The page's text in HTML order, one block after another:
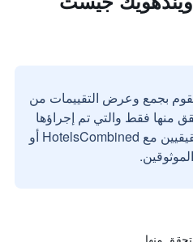
بجمع وعرض التقييمات من
منها فقط والتي تم إجراؤها
بواسطة مستخدمين حقيقيين مع HotelsCombined أو